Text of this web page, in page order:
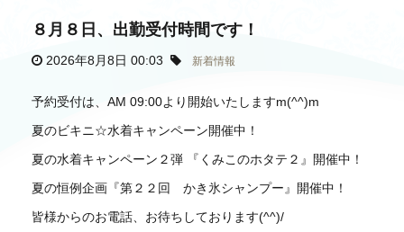
８月８日、出勤受付時間です！
2026年8月8日 00:03 新着情報
予約受付は、AM 09:00より開始いたしますm(^^)m
夏のビキニ☆水着キャンペーン開催中！
夏の水着キャンペーン２弾 『くみこのホタテ２』開催中！
夏の恒例企画『第２２回 かき氷シャンプー』開催中！
皆様からのお電話、お待ちしております(^^)/